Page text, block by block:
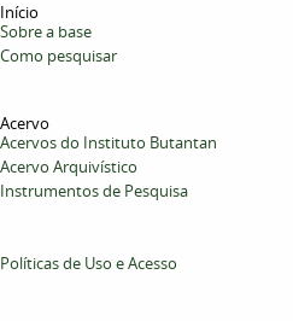
Início
Sobre a base
Como pesquisar
Acervo
Acervos do Instituto Butantan
Acervo Arquivístico
Instrumentos de Pesquisa
Políticas de Uso e Acesso